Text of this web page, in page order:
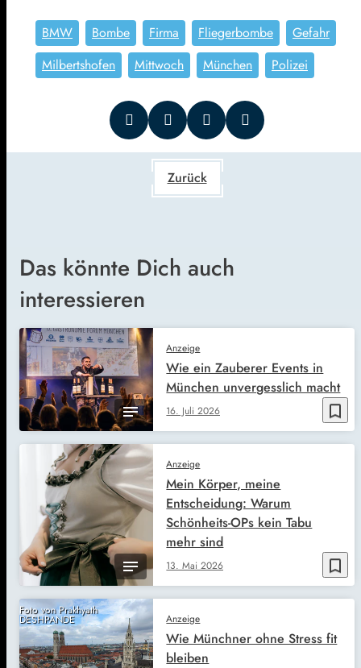
BMW Bombe Firma Fliegerbombe
Gefahr
Milbertshofen
Mittwoch München Polizei
Zurück
Das könnte Dich auch
interessieren
bookmark_border
Anzeige
16. Juli 2026
Wie ein Zauberer Events in
München unvergesslich macht
bookmark_border
Anzeige
13. Mai 2026
Mein Körper, meine
Entscheidung: Warum
Schönheits-OPs kein Tabu
mehr sind
Foto von Prakhyath
DESHPANDE Anzeige
Wie Münchner ohne Stress fit
bleiben